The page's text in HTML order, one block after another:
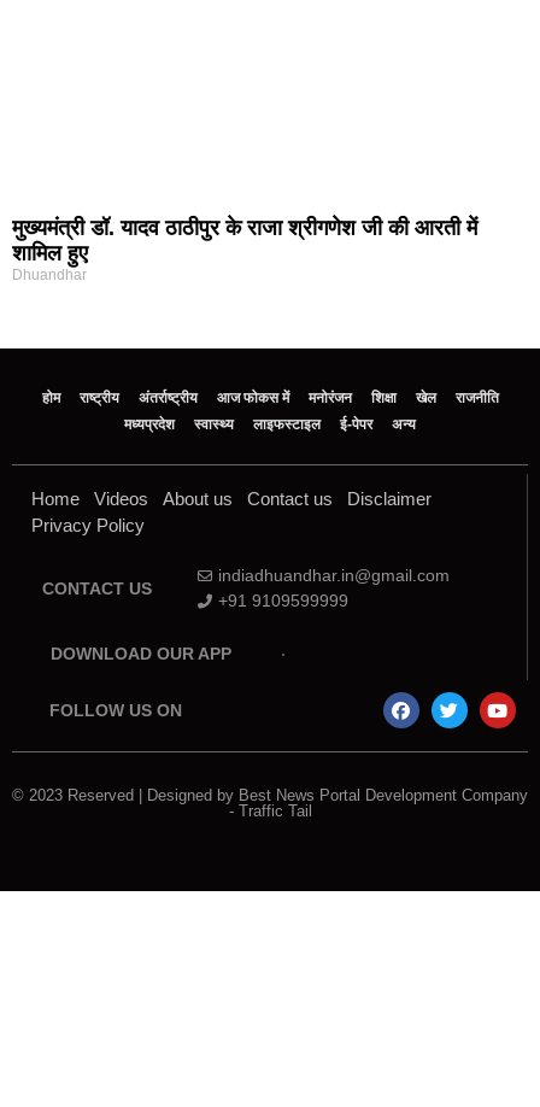
मुख्यमंत्री डॉ. यादव ठाठीपुर के राजा श्रीगणेश जी की आरती में
शामिल हुए
Dhuandhar
होम राष्ट्रीय अंतर्राष्ट्रीय आज फोकस में मनोरंजन शिक्षा खेल
राजनीति
मध्‍यप्रदेश
स्वास्थ्य लाइफस्टाइल ई-पेपर अन्य
Home Videos About us Contact us
Disclaimer
Privacy Policy
CONTACT US
indiadhuandhar.in@gmail.com
+91 9109599999
DOWNLOAD OUR APP
FOLLOW US ON
© 2023 Reserved | Designed by Best News Portal Development Company
- Traffic Tail